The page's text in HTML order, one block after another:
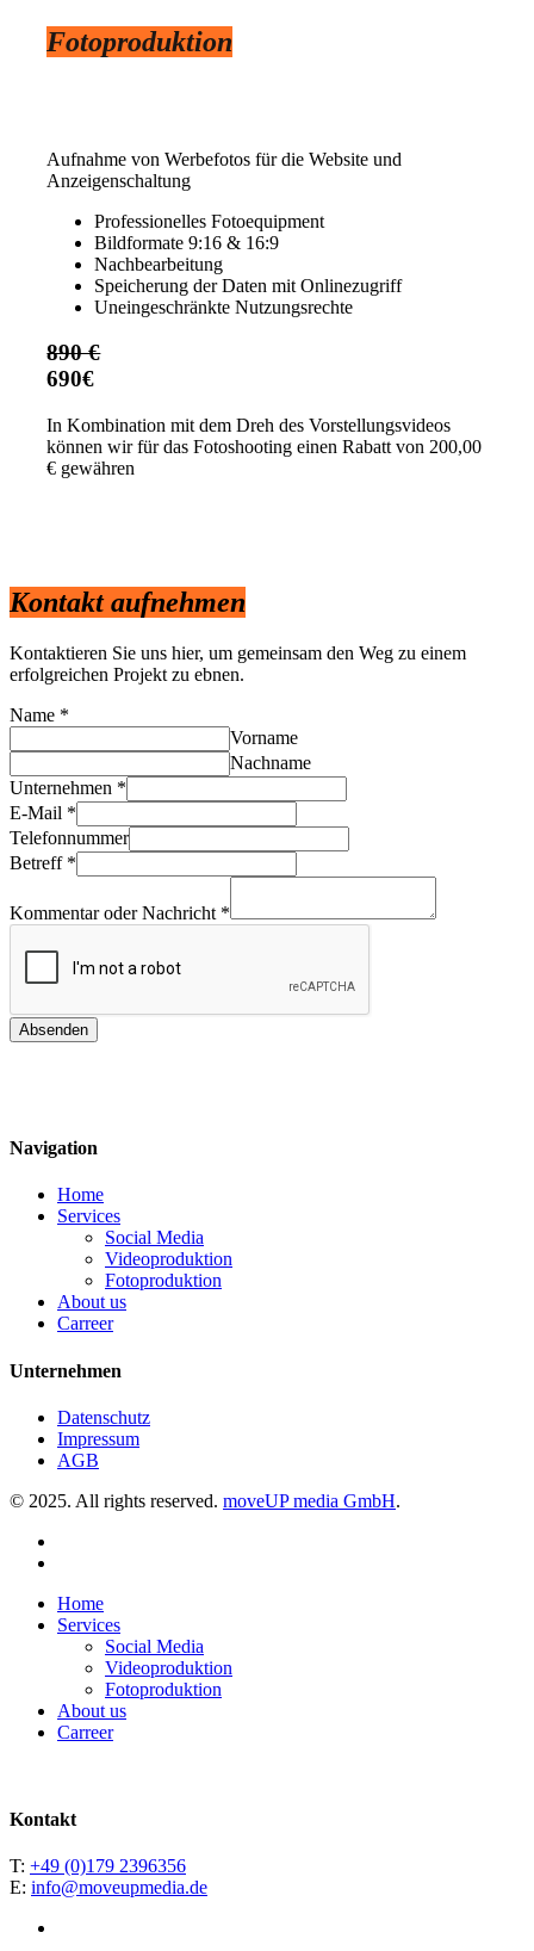
Fotoproduktion
Aufnahme von Werbefotos für die Website und
Anzeigenschaltung
Professionelles Fotoequipment
Bildformate 9:16 & 16:9
Nachbearbeitung
Speicherung der Daten mit Onlinezugriff
Uneingeschränkte Nutzungsrechte
890 €
690€
In Kombination mit dem Dreh des Vorstellungsvideos
können wir für das Fotoshooting einen Rabatt von 200,00
€ gewähren
Kontakt aufnehmen
Kontaktieren Sie uns hier, um gemeinsam den Weg zu einem
erfolgreichen Projekt zu ebnen.
Name *
Vorname
Nachname
Unternehmen *
E-Mail *
Telefonnummer
Betreff *
Kommentar oder Nachricht *
Absenden
Navigation
Home
Services
Social Media
Videoproduktion
Fotoproduktion
About us
Carreer
Unternehmen
Datenschutz
Impressum
AGB
© 2025. All rights reserved. moveUP media GmbH.
Close
Menu
Home
Services
Social Media
Videoproduktion
Fotoproduktion
About us
Carreer
Kontakt
T: +49 (0)179 2396356
E: info@moveupmedia.de